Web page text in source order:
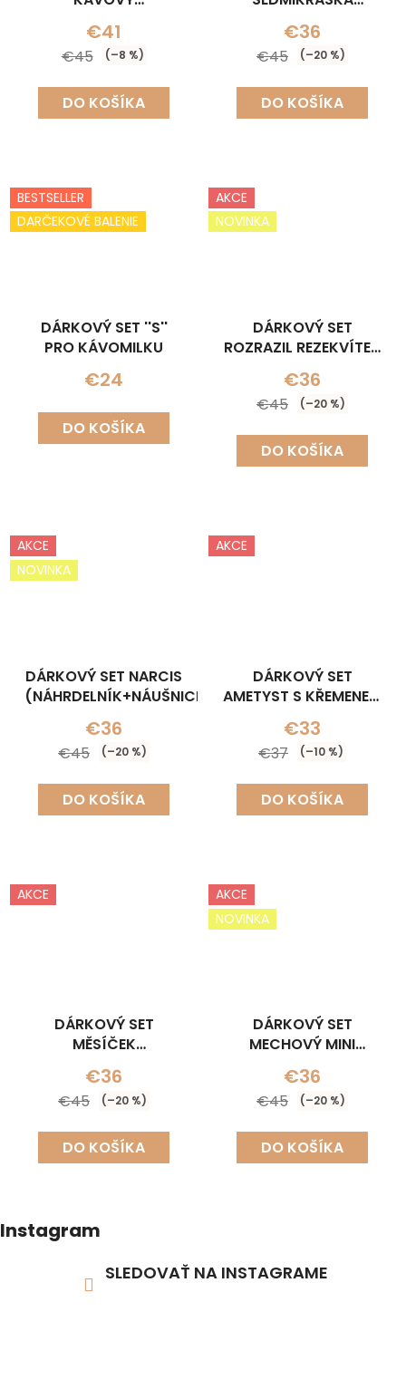
€41
€45 (–8 %)
DO KOŠÍKA
€36
€45 (–20 %)
DO KOŠÍKA
BESTSELLER
DARČEKOVÉ BALENIE
DÁRKOVÝ SET ''S''
PRO KÁVOMILKU
€24
DO KOŠÍKA
AKCE
NOVINKA
DÁRKOVÝ SET
ROZRAZIL REZEKVÍTEK
ELEGANT
€36
€45 (–20 %)
DO KOŠÍKA
AKCE
NOVINKA
DÁRKOVÝ SET NARCIS
(NÁHRDELNÍK+NÁUŠNICE)
€36
€45 (–20 %)
DO KOŠÍKA
AKCE
DÁRKOVÝ SET
AMETYST S KŘEMENEM
€33
€37 (–10 %)
DO KOŠÍKA
AKCE
DÁRKOVÝ SET
MĚSÍČEK
(NÁHRDELNÍK+NÁUŠNICE)
€36
€45 (–20 %)
DO KOŠÍKA
AKCE
NOVINKA
DÁRKOVÝ SET
MECHOVÝ MINI
€36
€45 (–20 %)
DO KOŠÍKA
Instagram
SLEDOVAŤ NA INSTAGRAME